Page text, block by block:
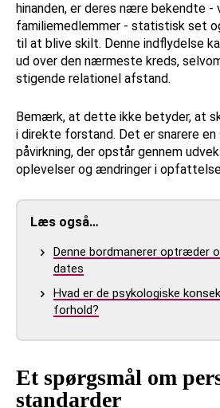
hinanden, er deres nære bekendte -
familiemedlemmer - statistisk set
til at blive skilt. Denne indflydelse
ud over den nærmeste kreds,
stigende relationel afstand.
Bemærk, at dette ikke betyder, at
i direkte forstand. Det er snarere
påvirkning, der opstår gennem
oplevelser og ændringer i
Læs også…
Denne bordmanerer optræder
dates
Hvad er de psykologiske
forhold?
Et spørgsmål om
standarder